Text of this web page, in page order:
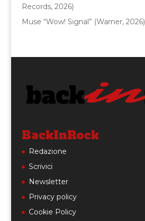
Records, 2026)
Muse “Wow! Signal” (Warner, 2026)
BackInRock
Redazione
Scrivici
Newsletter
Privacy policy
Cookie Policy